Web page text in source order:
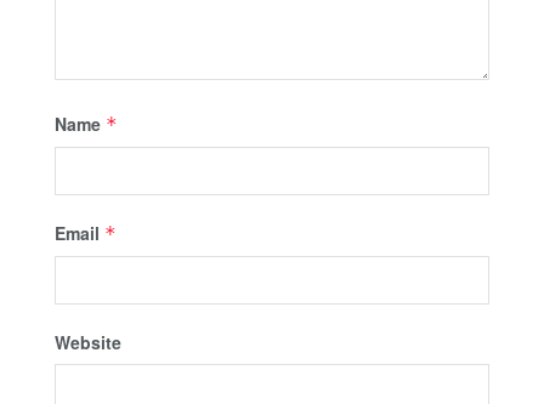
Name *
Email *
Website